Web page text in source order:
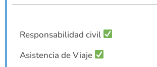
Responsabilidad civil
Asistencia de Viaje